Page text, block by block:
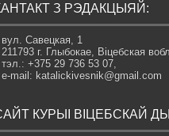
З РЭДАКЦЫЯЙ:
вул. Савецкая, 1
211793 г. Глыбокае, Віцебская
тэл.: +375 29 736 53 07,
e-mail: katalickivesnik@gmail.com
КУРЫІ ВІЦЕБСКАЙ